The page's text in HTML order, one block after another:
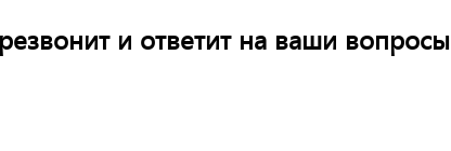
и ответит на ваши вопросы